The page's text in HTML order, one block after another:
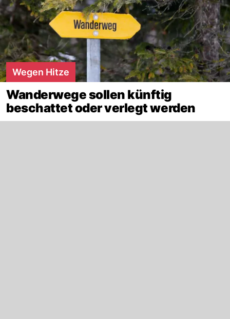
Wegen Hitze
Wanderwege sollen künftig
beschattet oder verlegt werden